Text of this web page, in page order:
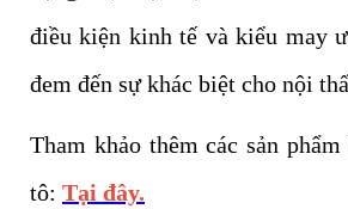
điều kiện kinh tế và kiểu may
đem đến sự khác biệt cho nội
Tham khảo thêm các sản
tô: Tại đây.